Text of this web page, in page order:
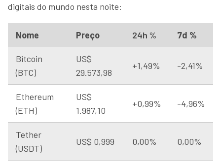
digitais do mundo nesta noite:
Nome Preço 24h % 7d %
Bitcoin
(BTC)
US$
29.573,98
+1,49% -2,41%
Ethereum
(ETH)
US$
1.987,10
+0,99% -4,96%
Tether
(USDT)
US$ 0,999 0,00% 0,00%